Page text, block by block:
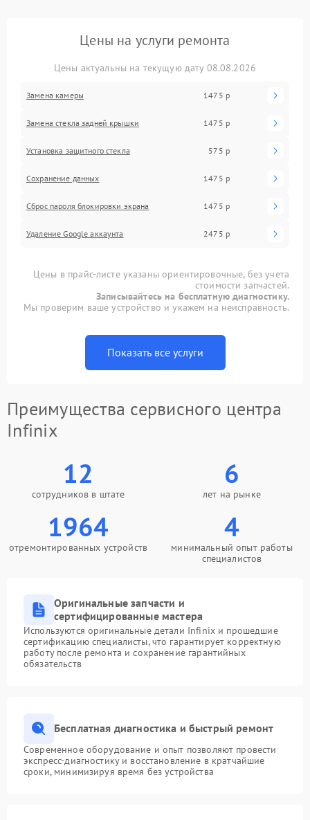
Цены на услуги ремонта
Цены актуальны на текущую дату 08.08.2026
Замена камеры 1475 р
Замена стекла задней крышки 1475 р
Установка защитного стекла 575 р
Сохранение данных 1475 р
Сброс пароля блокировки экрана 1475 р
Удаление Google аккаунта 2475 р
Цены в прайс-листе указаны ориентировочные, без учета
стоимости запчастей.
Записывайтесь на бесплатную диагностику.
Мы проверим ваше устройство и укажем на неисправность.
Показать все услуги
Преимущества сервисного центра
Infinix
12
сотрудников в штате
6
лет на рынке
1964
отремонтированных устройств
4
минимальный опыт работы
специалистов
Оригинальные запчасти и
сертифицированные мастера
Используются оригинальные детали Infinix и прошедшие
сертификацию специалисты, что гарантирует корректную
работу после ремонта и сохранение гарантийных
обязательств
Бесплатная диагностика и быстрый ремонт
Современное оборудование и опыт позволяют провести
экспресс-диагностику и восстановление в кратчайшие
сроки, минимизируя время без устройства